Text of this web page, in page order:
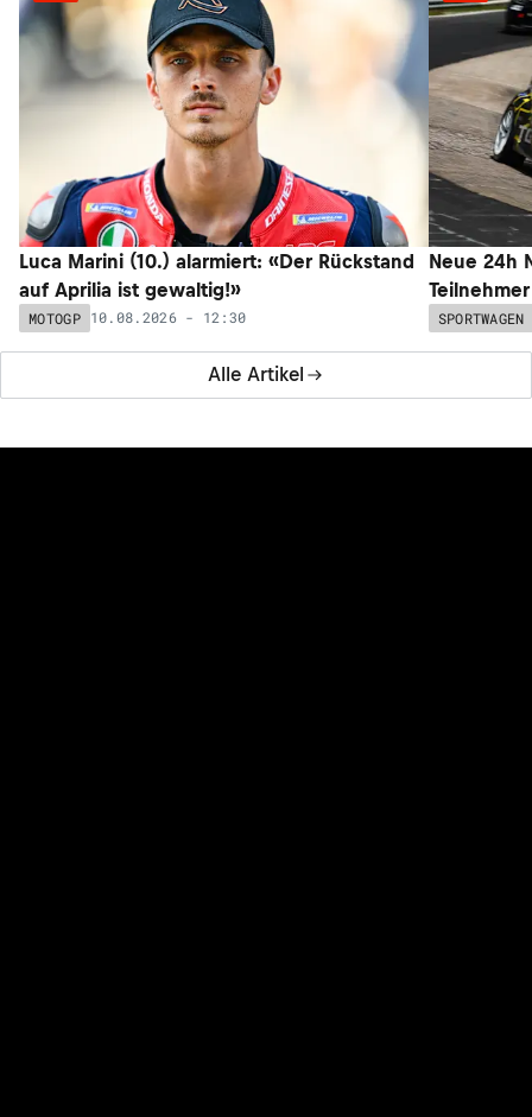
Alle Artikel
Luca Marini (10.) alarmiert: «Der Rückstand
auf Aprilia ist gewaltig!»
MOTOGP 10.08.2026 - 12:30
Neue 24h
SPORTWAGEN